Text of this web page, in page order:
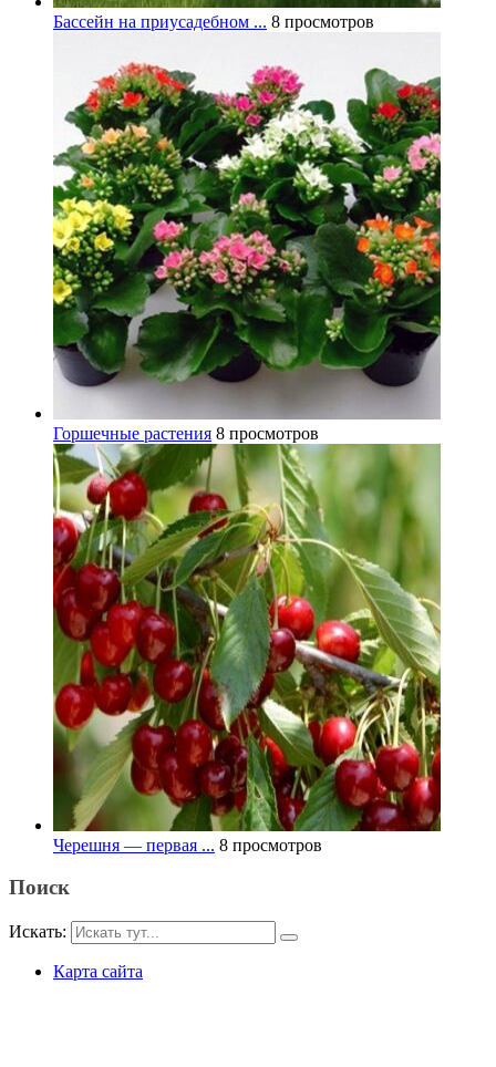
Бассейн на приусадебном ... 8 просмотров
Горшечные растения 8 просмотров
Черешня — первая ... 8 просмотров
Поиск
Искать:
Карта сайта